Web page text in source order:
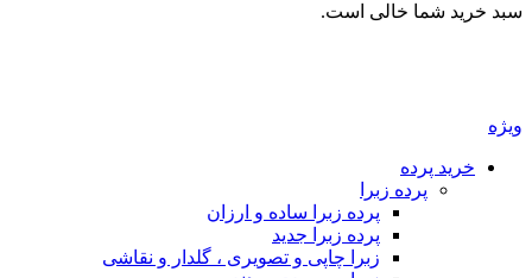
سبد خرید شما خالی است.
ویژه
خرید پرده
پرده زبرا
پرده زبرا ساده و ارزان
پرده زبرا جدید
زبرا چاپی و تصویری ، گلدار و نقاشی